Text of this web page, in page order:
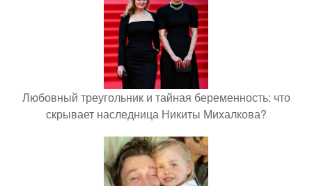
Любовный треугольник и тайная беременность: что
скрывает наследница Никиты Михалкова?